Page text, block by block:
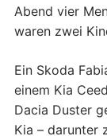
Abend vier
waren zwei
Ein Skoda
einem Kia
Dacia Duster
Kia – darunter